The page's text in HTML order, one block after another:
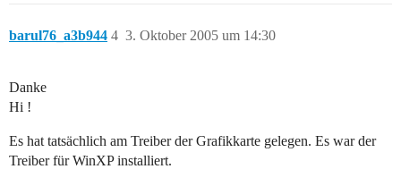
barul76_a3b944 3. Oktober 2005 um 14:30
4
Danke
Hi !
Es hat tatsächlich am Treiber der Grafikkarte gelegen. Es war der
Treiber für WinXP installiert.